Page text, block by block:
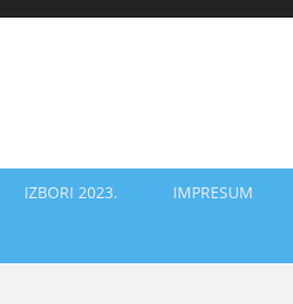
IZBORI 2023. IMPRESUM